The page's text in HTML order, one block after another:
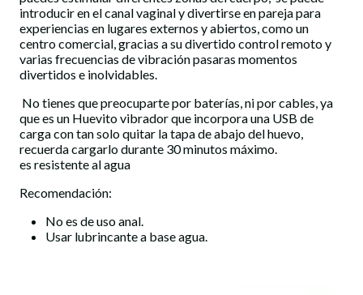
introducir en el canal vaginal y divertirse en pareja para
experiencias en lugares externos y abiertos, como un
centro comercial, gracias a su divertido control remoto y
varias frecuencias de vibración pasaras momentos
divertidos e inolvidables.
No tienes que preocuparte por baterías, ni por cables, ya
que es un Huevito vibrador que incorpora una USB de
carga con tan solo quitar la tapa de abajo del huevo,
recuerda cargarlo durante 30 minutos máximo.
es resistente al agua
Recomendación:
No es de uso anal.
Usar lubrincante a base agua.